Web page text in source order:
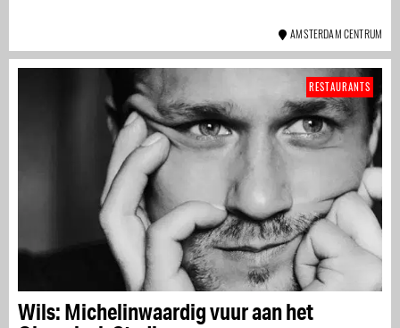
AMSTERDAM CENTRUM
Wils: Michelinwaardig vuur aan het
RESTAURANTS